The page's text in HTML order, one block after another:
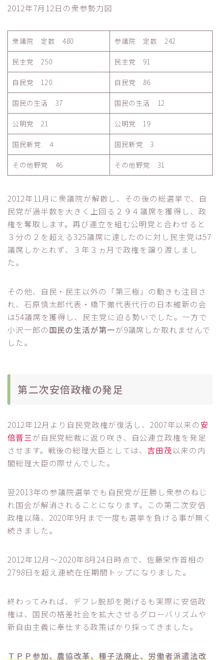
2012年7月12日の衆参勢力図
衆議院 定数 480 参議院 定数 242
民主党 250 民主党 91
自民党 120 自民党 86
国民の生活 37 国民の生活 12
公明党 21 公明党 19
国民新党 ４ 国民新党 3
その他野党 46 その他野党 31
2012年11月に衆議院が解散し、その後の総選挙で、自
民党が過半数を大きく上回る２９４議席を獲得し、政
権を奪取します。再び連立を組む公明党と合わせると
３分の２を超える325議席に達したのに対し民主党は57
議席しかとれず、３年３ヵ月で政権を譲り渡しまし
た。
その他、自民・民主以外の「第三極」の動きも注目さ
れ、石原慎太郎代表・橋下徹代表代行の日本維新の会
は54議席を獲得し、民主党に迫る勢いでした。一方で
小沢一郎の国民の生活が第一が9議席しか取れませんで
した。
第二次安倍政権の発足
2012年12月より自民党政権が復活し、2007年以来の安
倍晋三が自民党総裁に返り咲き、自公連立政権を発足
させます。戦後の総理大臣としては、 吉田茂以来の内
閣総理大臣の際せんでした。
翌2013年の参議院選挙でも自民党が圧勝し衆参のねじ
れ国会が解消されることになります。この第二次安倍
政権以降、2020年9月まで一度も選挙を負ける事が無く
続きました。
2012年12月～2020年8月24日時点で、佐藤栄作首相の
2798日を超え連続在任期間トップになりました。
終わってみれば、デフレ脱却を掲げるも実際に安倍政
権は、国民の格差社会を拡大させるグローバリズムや
新自由主義に奉仕する政策ばかり採ってきました。
ＴＰＰ参加、農協改革、種子法廃止、労働者派遣法改